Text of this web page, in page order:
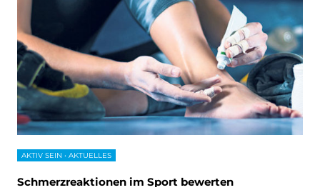
AKTIV SEIN • AKTUELLES
Schmerzreaktionen im Sport bewerten